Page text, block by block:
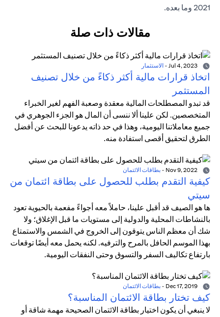
2021 وما بعده.
مقالات ذات صلة
- الاستثمار
اتخاذ قرارات مالية أكثر ذكاءً من خلال تصنيف
المستثمر
قد تبدو المصطلحات المالية معقدة وصعبة الفهم لغير الخبراء
المتخصصين. لكن علينا ألا ننسى أن المال هو الجزء الجوهري في
جميع معاملاتنا اليومية، وهذا في حد ذاته يدعونا للبحث عن أفضل
الطرق لتحقيق أقصى استفادة منه.
- بطاقات الائتمان
كيفية التقدم بطلب للحصول على بطاقة ائتمان من
سيتي
ها هو الصيف قد أقبل علينا، حاملاً معه أجواءً مفعمة بالحيوية تعود
بالنشاطات المحلية والدولية إلى مستويات ما قبل الإغلاق؛ ولا
شك أن معظم الناس يتوقون إلى الخروج في الشمس والاستمتاع
بهذا الموسم الحافل بالمرح والترفيه. لكنه يحمل معه أيضًا توقعات
بارتفاع تكاليف السفر والتسوق وحتى النفقات اليومية.
- بطاقات الائتمان
كيف تختار بطاقة الائتمان المناسبة؟
لا ينبغي أن يكون اختيار بطاقة الائتمان الصحيحة مهمة شاقة أو